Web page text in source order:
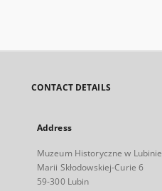
CONTACT DETAILS
Address
Muzeum Historyczne w Lubinie
Marii Skłodowskiej-Curie 6
59-300 Lubin